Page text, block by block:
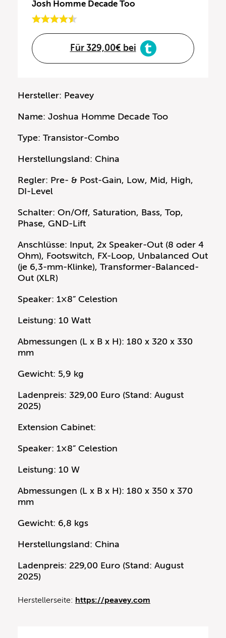
Josh Homme Decade Too
Für 329,00€ bei
Hersteller: Peavey
Name: Joshua Homme Decade Too
Type: Transistor-Combo
Herstellungsland: China
Regler: Pre- & Post-Gain, Low, Mid, High,
DI-Level
Schalter: On/Off, Saturation, Bass, Top,
Phase, GND-Lift
Anschlüsse: Input, 2x Speaker-Out (8 oder 4
Ohm), Footswitch, FX-Loop, Unbalanced Out
(je 6,3-mm-Klinke), Transformer-Balanced-
Out (XLR)
Speaker: 1×8” Celestion
Leistung: 10 Watt
Abmessungen (L x B x H): 180 x 320 x 330
mm
Gewicht: 5,9 kg
Ladenpreis: 329,00 Euro (Stand: August
2025)
Extension Cabinet:
Speaker: 1×8” Celestion
Leistung: 10 W
Abmessungen (L x B x H): 180 x 350 x 370
mm
Gewicht: 6,8 kgs
Herstellungsland: China
Ladenpreis: 229,00 Euro (Stand: August
2025)
Herstellerseite: https://peavey.com